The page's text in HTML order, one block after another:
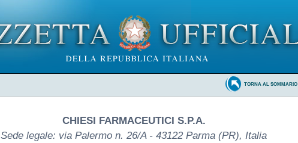
TORNA AL SOMMARIO
CHIESI FARMACEUTICI S.P.A.
Sede legale: via Palermo n. 26/A - 43122 Parma (PR), Italia